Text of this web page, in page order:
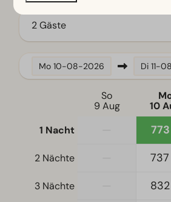
Einbauküche
Kombi-Mikrowelle
Kühlschrank mit Gefrierfach
Geschirrspüler
Standort
2 Gäste
Mo 10-08-2026 Di 11-
So
9 Aug
10
1 Nacht
2 Nächte
3 Nächte